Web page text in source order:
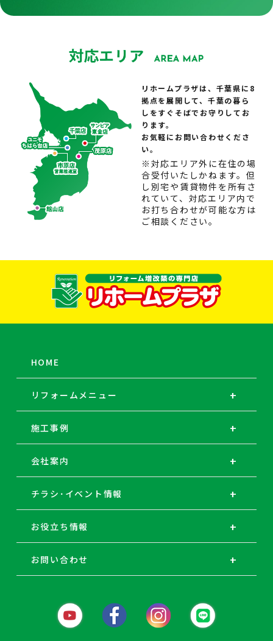
リホームプラザは、千葉県に8
拠点を展開して、千葉の暮ら
しをすぐそばでお守りしてお
ります。
お気軽にお問い合わせくださ
い。
※対応エリア外に在住の場
合受付いたしかねます。但
し別宅や賃貸物件を所有さ
れていて、対応エリア内で
お打ち合わせが可能な方は
ご相談ください。
HOME
リフォームメニュー
施工事例
会社案内
チラシ･イベント情報
お役立ち情報
お問い合わせ